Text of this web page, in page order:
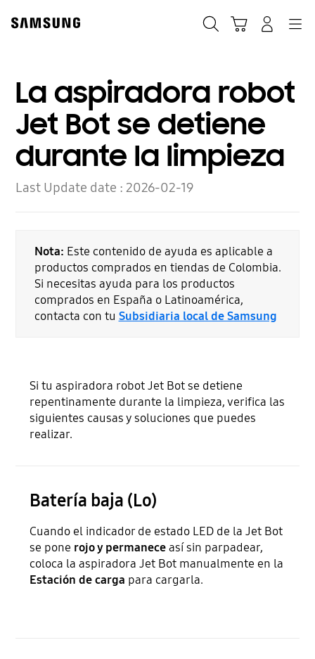
content
La aspiradora robot
Jet Bot se detiene
durante la limpieza
Last Update date :2026-02-19
Nota: Este contenido de ayuda es aplicable a
productos comprados en tiendas de Colombia.
Si necesitas ayuda para los productos
comprados en España o Latinoamérica,
contacta con tu Subsidiaria local de Samsung
Si tu aspiradora robot Jet Bot se detiene
repentinamente durante la limpieza, verifica las
siguientes causas y soluciones que puedes
realizar.
Batería baja (Lo)
Cuando el indicador de estado LED de la Jet Bot
se pone rojo y permaneceasí sin parpadear,
coloca la aspiradora Jet Bot manualmente en la
Estación de carga para cargarla.